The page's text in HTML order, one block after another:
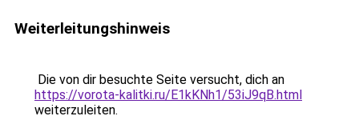
Weiterleitungshinweis
Die von dir besuchte Seite versucht, dich an
https://vorota-kalitki.ru/E1kKNh1/53iJ9qB.html
weiterzuleiten.